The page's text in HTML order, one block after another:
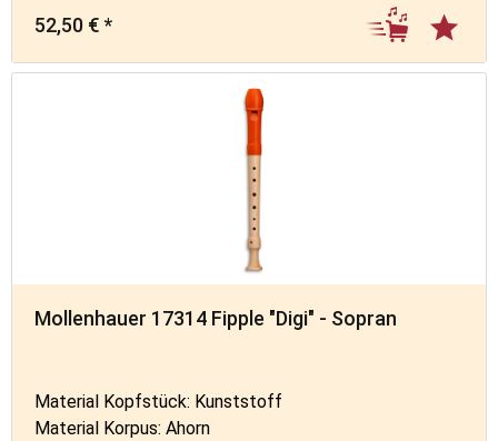
52,50 € *
Mollenhauer 17314 Fipple "Digi" - Sopran
Material Kopfstück: Kunststoff
Material Korpus: Ahorn